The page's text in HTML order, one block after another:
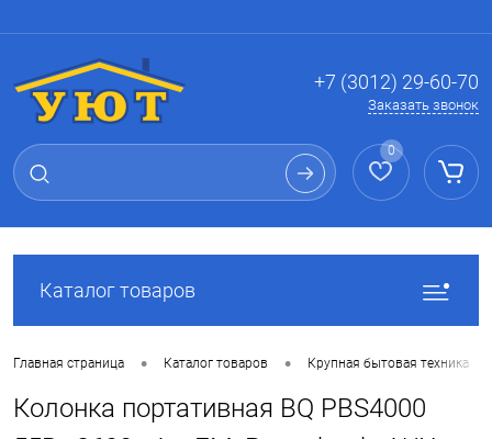
+7 (3012) 29-60-70
Заказать звонок
0
Каталог товаров
Главная страница • Каталог товаров • Крупная бытовая техника
Колонка портативная BQ PBS4000